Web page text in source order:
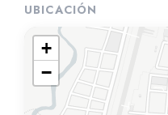
UBICACIÓN
+
−